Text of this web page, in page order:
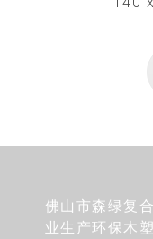
佛山市森绿复
业生产环保木